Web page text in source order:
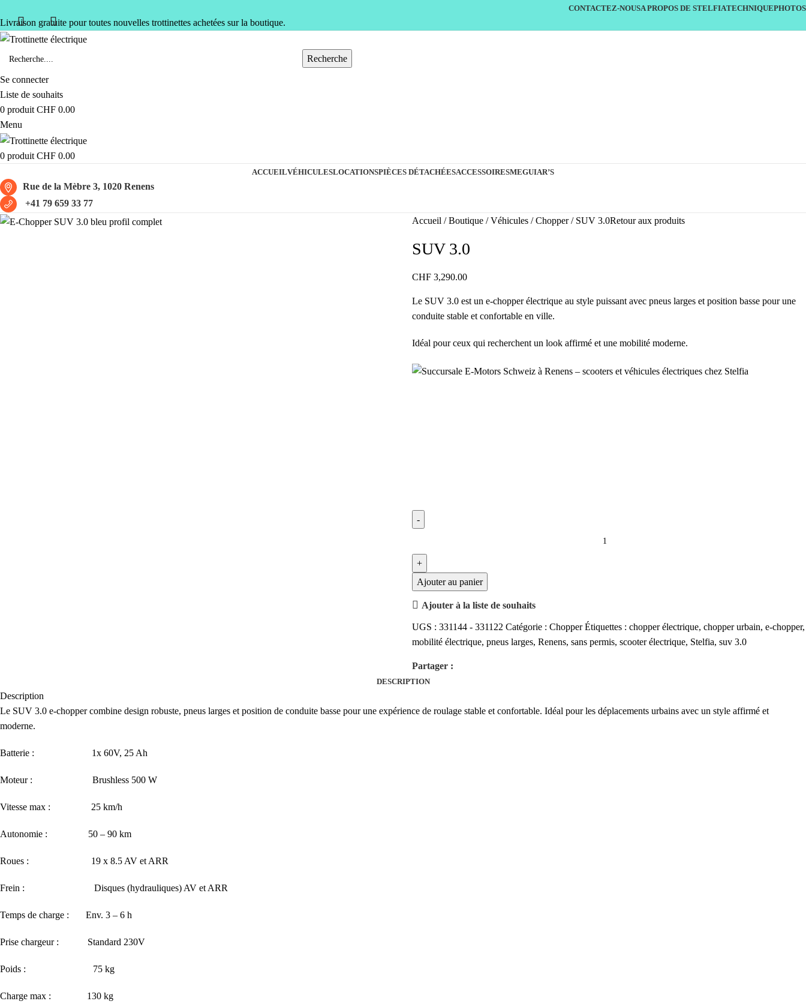
CONTACTEZ-NOUSA PROPOS DE STELFIATECHNIQUEPHOTOS
Livraison gratuite pour toutes nouvelles trottinettes achetées sur la boutique.
Recherche
Se connecter
Liste de souhaits
0 produit CHF 0.00
Menu
0 produit CHF 0.00
ACCUEILVÉHICULESLOCATIONSPIÈCES DÉTACHÉESACCESSOIRESMEGUIAR’S
Rue de la Mèbre 3, 1020 Renens
+41 79 659 33 77
Accueil
Boutique Véhicules Chopper SUV 3.0Retour aux produits
SUV 3.0
CHF 3,290.00
Le SUV 3.0 est un e-chopper électrique au style puissant avec pneus larges et position basse pour une
conduite stable et confortable en ville.
Idéal pour ceux qui recherchent un look affirmé et une mobilité moderne.
Ajouter au panier
Ajouter à la liste de souhaits
UGS : 331144 - 331122 Catégorie : Chopper Étiquettes : chopper électrique, chopper urbain, e-chopper,
mobilité électrique, pneus larges, Renens, sans permis, scooter électrique, Stelfia, suv 3.0
Partager :
DESCRIPTION
Description
Le SUV 3.0 e-chopper combine design robuste, pneus larges et position de conduite basse pour une expérience de roulage stable et confortable. Idéal pour les déplacements urbains avec un style affirmé et
moderne.
Batterie : 1x 60V, 25 Ah
Moteur : Brushless 500 W
Vitesse max : 25 km/h
Autonomie : 50 – 90 km
Roues : 19 x 8.5 AV et ARR
Frein : Disques (hydrauliques) AV et ARR
Temps de charge : Env. 3 – 6 h
Prise chargeur : Standard 230V
Poids : 75 kg
Charge max : 130 kg